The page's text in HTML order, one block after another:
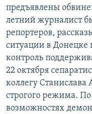
предъявлены
летний журналист
репортеров,
ситуации в Донецке
контроль
22 октября
коллегу Станислава
строгого режима.
возможностях